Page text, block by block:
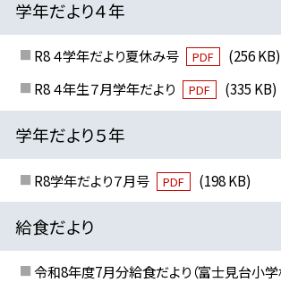
学年だより４年
R8 ４学年だより夏休み号 PDF
(256 KB)
R8 ４年生７月学年だより
PDF (335 KB)
学年だより５年
R8学年だより７月号 PDF (198 KB)
給食だより
令和8年度7月分給食だより（富士見台小学